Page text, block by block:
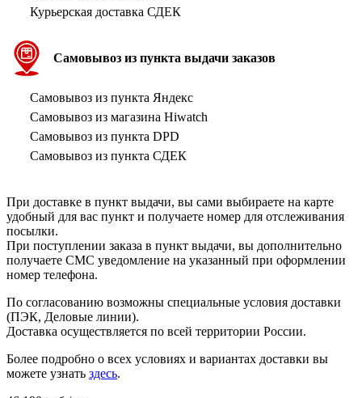
Курьерская доставка СДЕК
Самовывоз из пункта выдачи заказов
Самовывоз из пункта Яндекс
Самовывоз из магазина Hiwatch
Самовывоз из пункта DPD
Самовывоз из пункта СДЕК
При доставке в пункт выдачи, вы сами выбираете на карте
удобный для вас пункт и получаете номер для отслеживания
посылки.
При поступлении заказа в пункт выдачи, вы дополнительно
получаете СМС уведомление на указанный при оформлении
номер телефона.
По согласованию возможны специальные условия доставки
(ПЭК, Деловые линии).
Доставка осуществляется по всей территории России.
Более подробно о всех условиях и вариантах доставки вы
можете узнать здесь.